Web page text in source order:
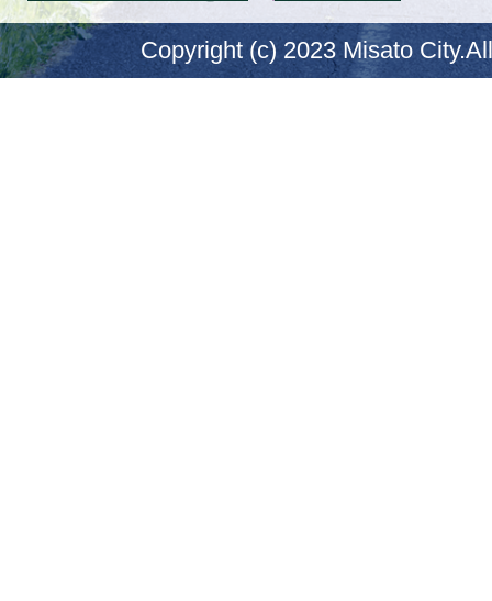
Copyright (c) 2023 Misato